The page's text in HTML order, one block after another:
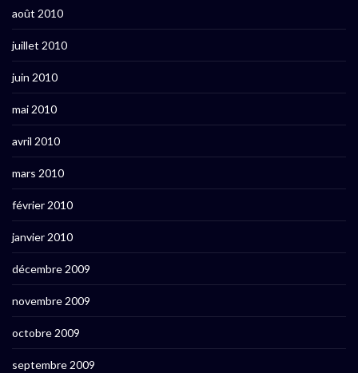
août 2010
juillet 2010
juin 2010
mai 2010
avril 2010
mars 2010
février 2010
janvier 2010
décembre 2009
novembre 2009
octobre 2009
septembre 2009